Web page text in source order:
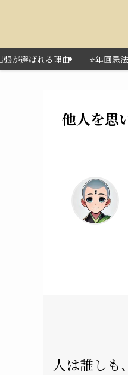
張が選ばれる理由 ⭐️年回忌
他人を思
人は誰しも